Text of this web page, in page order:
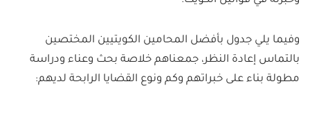
وفيما يلي جدول بأفضل المحامين الكويتيين المختصين
بالتماس إعادة النظر، جمعناهم خلاصة بحث وعناء ودراسة
مطولة بناء على خبراتهم وكم ونوع القضايا الرابحة لديهم: